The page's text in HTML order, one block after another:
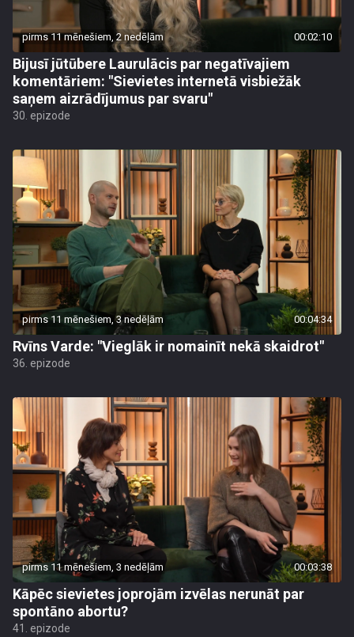
pirms 11 mēnešiem, 2 nedēļām 00:02:10
Bijusī jūtūbere Laurulācis par negatīvajiem
komentāriem: "Sievietes internetā visbiežāk
saņem aizrādījumus par svaru"
30. epizode
pirms 11 mēnešiem, 3 nedēļām 00:04:34
Rvīns Varde: "Vieglāk ir nomainīt nekā skaidrot"
36. epizode
pirms 11 mēnešiem, 3 nedēļām 00:03:38
Kāpēc sievietes joprojām izvēlas nerunāt par
spontāno abortu?
41. epizode